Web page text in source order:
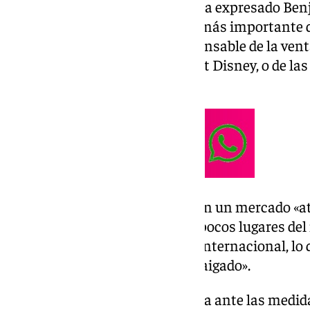
nuestra oferta es muy sólida», ha expresado
de The Agency, la inmobiliaria más importante
Marbella en 2023 y que es responsable de la
Mansión Playboy y la Finca Walt Disney, o de
Según Beza, Marbella cuenta con un mercado
consolidando como uno de los pocos lugares
mucha riqueza y poder a nivel internacional,
mercado «muy sólido y muy arraigado».
Beza, que se mantiene optimista ante las